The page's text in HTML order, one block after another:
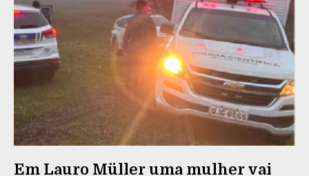
Em Lauro Müller uma mulher vai